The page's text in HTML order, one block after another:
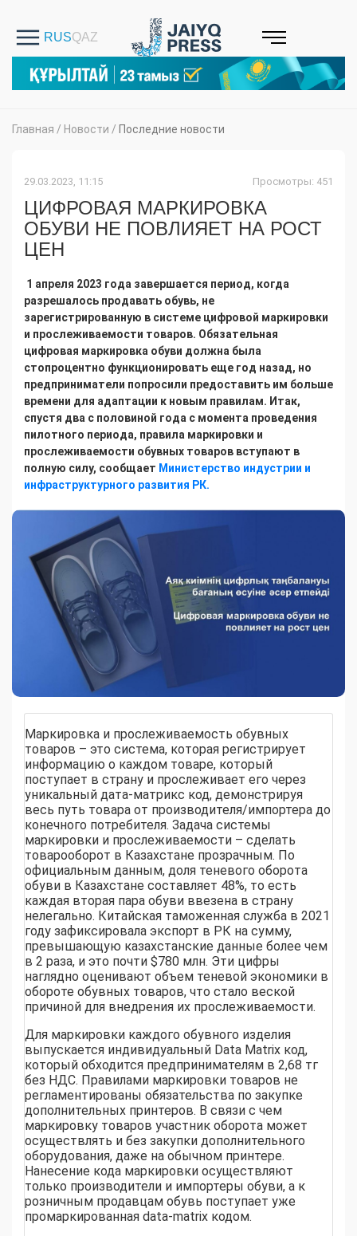
Главная / Новости / Последние новости
29.03.2023, 11:15 Просмотры: 451
ЦИФРОВАЯ МАРКИРОВКА
ОБУВИ НЕ ПОВЛИЯЕТ НА РОСТ
ЦЕН
1 апреля 2023 года завершается период, когда
разрешалось продавать обувь, не
зарегистрированную в системе цифровой маркировки
и прослеживаемости товаров. Обязательная
цифровая маркировка обуви должна была
стопроцентно функционировать еще год назад, но
предприниматели попросили предоставить им больше
времени для адаптации к новым правилам. Итак,
спустя два с половиной года с момента проведения
пилотного периода, правила маркировки и
прослеживаемости обувных товаров вступают в
полную силу, сообщает Министерство индустрии и
инфраструктурного развития РК.
Маркировка и прослеживаемость обувных
товаров – это система, которая регистрирует
информацию о каждом товаре, который
поступает в страну и прослеживает его через
уникальный дата-матрикс код, демонстрируя
весь путь товара от производителя/импортера до
конечного потребителя. Задача системы
маркировки и прослеживаемости – сделать
товарооборот в Казахстане прозрачным. По
официальным данным, доля теневого оборота
обуви в Казахстане составляет 48%, то есть
каждая вторая пара обуви ввезена в страну
нелегально. Китайская таможенная служба в 2021
году зафиксировала экспорт в РК на сумму,
превышающую казахстанские данные более чем
в 2 раза, и это почти $780 млн. Эти цифры
наглядно оценивают объем теневой экономики в
обороте обувных товаров, что стало веской
причиной для внедрения их прослеживаемости.
Для маркировки каждого обувного изделия
выпускается индивидуальный Data Мatrix код,
который обходится предпринимателям в 2,68 тг
без НДС. Правилами маркировки товаров не
регламентированы обязательства по закупке
дополнительных принтеров. В связи с чем
маркировку товаров участник оборота может
осуществлять и без закупки дополнительного
оборудования, даже на обычном принтере.
Нанесение кода маркировки осуществляют
только производители и импортеры обуви, а к
розничным продавцам обувь поступает уже
промаркированная data-matrix кодом.